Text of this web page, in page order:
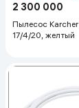
2 300 000
Пылесос
17/4/20, желтый